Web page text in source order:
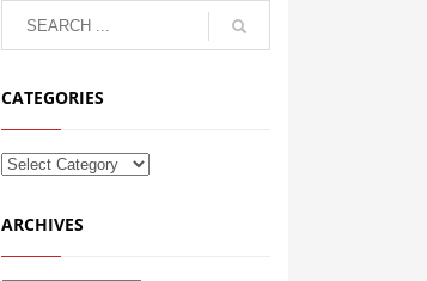
CATEGORIES
ARCHIVES